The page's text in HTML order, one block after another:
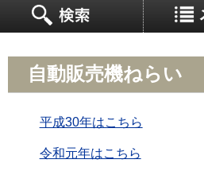
自動販売機ねらい
平成30年はこちら
令和元年はこちら